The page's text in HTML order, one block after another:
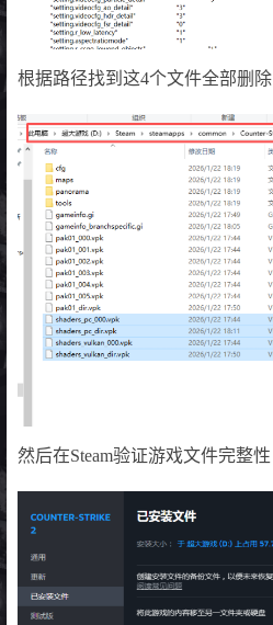
根据路径找到这4个文件全部删除
然后在Steam验证游戏文件完整性